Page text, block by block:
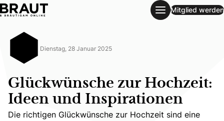
Glückwünsche zur Hochzeit: Ideen und Inspirationen
Mitglied werden
Dienstag, 28 Januar 2025
Glückwünsche zur Hochzeit:
Ideen und Inspirationen
Die richtigen Glückwünsche zur Hochzeit sind eine